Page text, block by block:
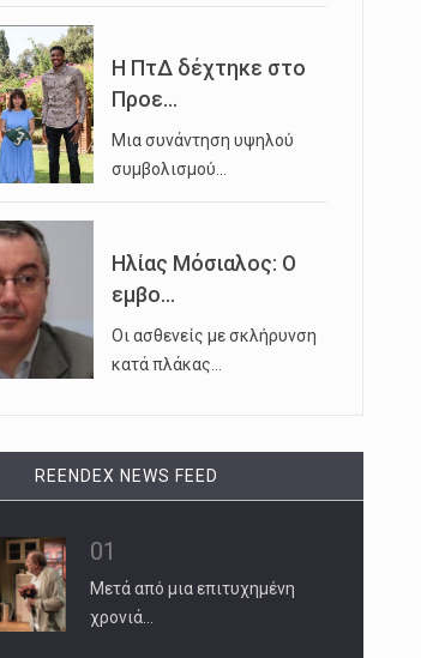
Η ΠτΔ δέχτηκε στο
Προε...
Μια συνάντηση υψηλού
συμβολισμού…
Ηλίας Μόσιαλος: Ο
εμβο...
Οι ασθενείς με σκλήρυνση
κατά πλάκας…
REENDEX NEWS FEED
01
Μετά από μια επιτυχημένη
χρονιά…